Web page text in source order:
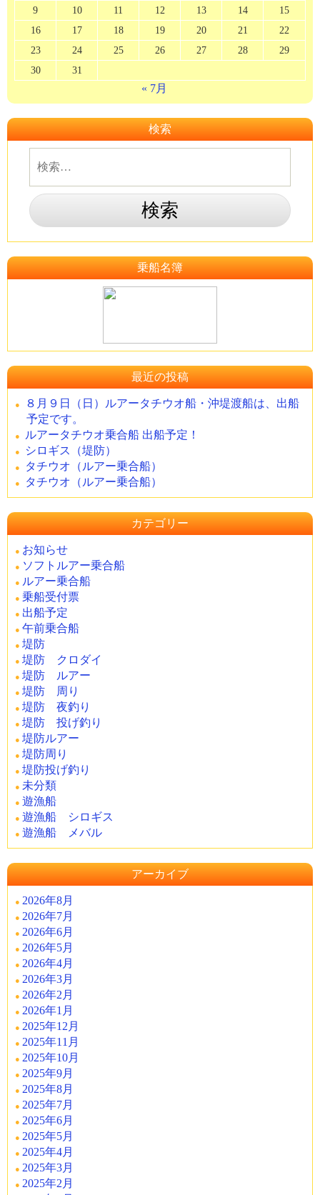
9
10 11 12 13 14
15
16
17 18 19 20 21
22
23
24 25 26 27 28
29
30
31
« 7月
検索
乗船名簿
最近の投稿
８月９日（日）ルアータチウオ船・沖堤渡船は、出船
予定です。
ルアータチウオ乗合船 出船予定！
シロギス（堤防）
タチウオ（ルアー乗合船）
タチウオ（ルアー乗合船）
カテゴリー
お知らせ
ソフトルアー乗合船
ルアー乗合船
乗船受付票
出船予定
午前乗合船
堤防
堤防 クロダイ
堤防 ルアー
堤防 周り
堤防 夜釣り
堤防 投げ釣り
堤防ルアー
堤防周り
堤防投げ釣り
未分類
遊漁船
遊漁船 シロギス
遊漁船 メバル
アーカイブ
2026年8月
2026年7月
2026年6月
2026年5月
2026年4月
2026年3月
2026年2月
2026年1月
2025年12月
2025年11月
2025年10月
2025年9月
2025年8月
2025年7月
2025年6月
2025年5月
2025年4月
2025年3月
2025年2月